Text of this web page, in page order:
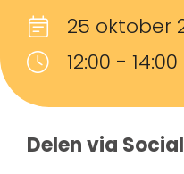
25 oktober
12:00 - 14:00
Delen via